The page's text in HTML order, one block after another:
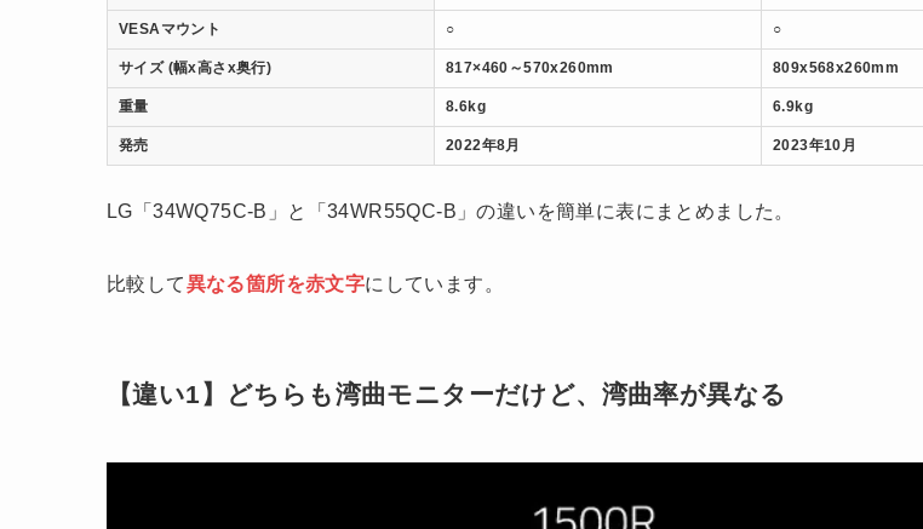
VESAマウント ○ ○
サイズ (幅x高さx奥行) 817×460～570x260mm 809x568x260mm
重量 8.6kg 6.9kg
発売 2022年8月 2023年10月
LG「34WQ75C-B」と「34WR55QC-B」の違いを簡単に表にまとめました。
比較して異なる箇所を赤文字にしています。
【違い1】どちらも湾曲モニターだけど、湾曲率が異なる